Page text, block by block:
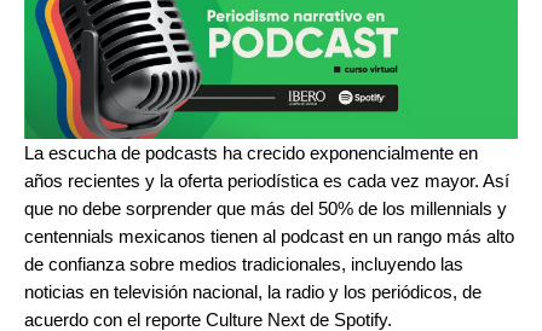
La escucha de podcasts ha crecido exponencialmente en
años recientes y la oferta periodística es cada vez mayor. Así
que no debe sorprender que más del 50% de los millennials y
centennials mexicanos tienen al podcast en un rango más alto
de confianza sobre medios tradicionales, incluyendo las
noticias en televisión nacional, la radio y los periódicos, de
acuerdo con el reporte Culture Next de Spotify.